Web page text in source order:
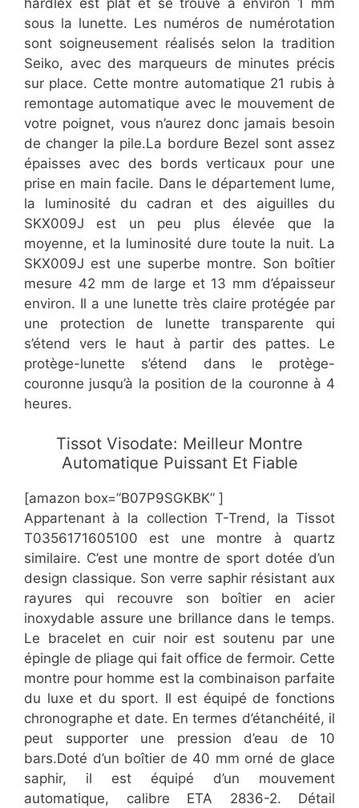
sous la lunette. Les numéros de numérotation
sont soigneusement réalisés selon la tradition
Seiko, avec des marqueurs de minutes précis
sur place. Cette montre automatique 21 rubis à
remontage automatique avec le mouvement de
votre poignet, vous n’aurez donc jamais besoin
de changer la pile.La bordure Bezel sont assez
épaisses avec des bords verticaux pour une
prise en main facile. Dans le département lume,
la luminosité du cadran et des aiguilles du
SKX009J est un peu plus élevée que la
moyenne, et la luminosité dure toute la nuit. La
SKX009J est une superbe montre. Son boîtier
mesure 42 mm de large et 13 mm d’épaisseur
environ. Il a une lunette très claire protégée par
une protection de lunette transparente qui
s’étend vers le haut à partir des pattes. Le
protège-lunette s’étend dans le protège-
couronne jusqu’à la position de la couronne à 4
heures.
​Tissot Visodate: Meilleur Montre
Automatique Puissant Et Fiable
[amazon box=”B07P9SGKBK” ]
Appartenant à la collection T-Trend, la Tissot
T0356171605100 est une montre à quartz
similaire. C’est une montre de sport dotée d’un
design classique. Son verre saphir résistant aux
rayures qui recouvre son boîtier en acier
inoxydable assure une brillance dans le temps.
Le bracelet en cuir noir est soutenu par une
épingle de pliage qui fait office de fermoir. Cette
montre pour homme est la combinaison parfaite
du luxe et du sport. Il est équipé de fonctions
chronographe et date. En termes d’étanchéité, il
peut supporter une pression d’eau de 10
bars.Doté d’un boîtier de 40 mm orné de glace
saphir, il est équipé d’un mouvement
automatique, calibre ETA 2836-2. Détail